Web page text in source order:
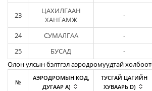
23
ЦАХИЛГААН
ХАНГАМЖ
-
24 СУМАЛГАА -
25
БУСАД -
Олон улсын бэлтгэл аэродромуудтай
№
АЭРОДРОМЫН КОД,
ДУГААР A)
ТУСГАЙ ЦАГИЙН
ХУВААРЬ D)